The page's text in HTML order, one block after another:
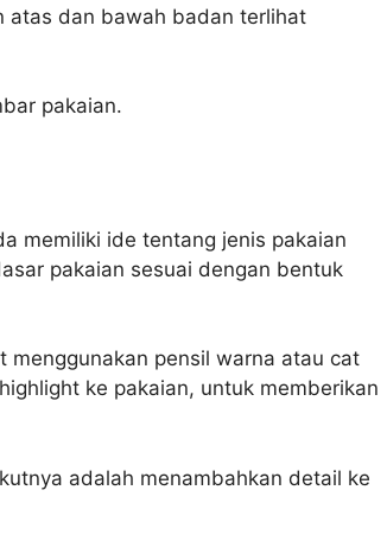
atas dan bawah badan terlihat
pakaian.
memiliki ide tentang jenis pakaian
pakaian sesuai dengan bentuk
menggunakan pensil warna atau cat
ke pakaian, untuk memberikan
adalah menambahkan detail ke